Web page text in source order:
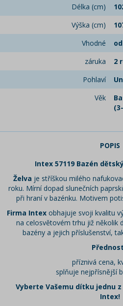
Délka (cm)
Výška (cm)
Vhodné
záruka
2
Pohlaví
Věk
POPIS
Intex 57119 Bazén
Želva je stříškou milého
roku. Mírní dopad slunečních
při hraní v bazénku. Motivem
Firma Intex obhajuje svoji kvalitu
na celosvětovém trhu již několik
bazény a jejich příslušenství,
příznivá cena,
splňuje nejpřísnější
Vyberte Vašemu dítku jednu
Intex!